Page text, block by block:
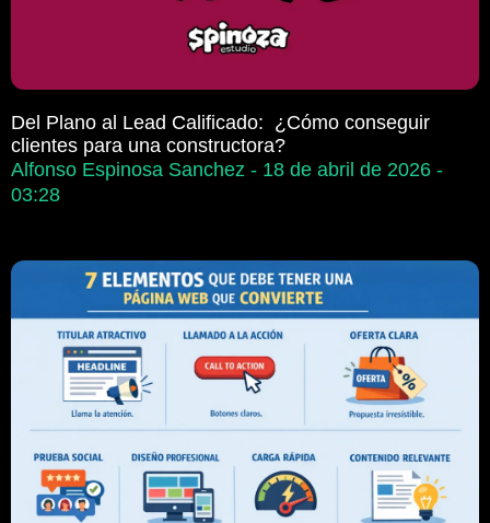
Del Plano al Lead Calificado: ¿Cómo conseguir
clientes para una constructora?
Alfonso Espinosa Sanchez
18 de abril de 2026
03:28